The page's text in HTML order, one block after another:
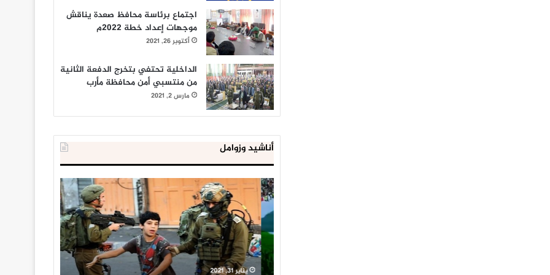
اجتماع برئاسة محافظ صعدة يناقش
موجهات إعداد خطة 2022م
أكتوبر 26, 2021
الداخلية تحتفي بتخرج الدفعة الثانية
من منتسبي أمن محافظة مأرب
مارس 2, 2021
أناشيد وزوامل
العدو
الإسرائيلي
اعتقل
543
طفلا
فلسطينيا
خلال
يناير 31, 2021
الداخلية
المصرية
تعلن
إحباط
‘مخطط
كبير’